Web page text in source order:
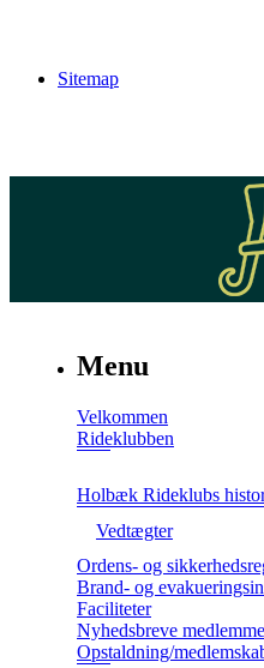
Sitemap
Menu
Velkommen
Rideklubben
Holbæk Rideklubs
Vedtægter
Ordens- og
Brand- og
Faciliteter
Nyhedsbreve
Opstaldning/